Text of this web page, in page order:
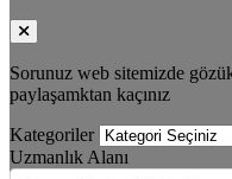
Sorunuz web sitemizde
paylaşamktan kaçınız
Kategoriler
Uzmanlık Alanı